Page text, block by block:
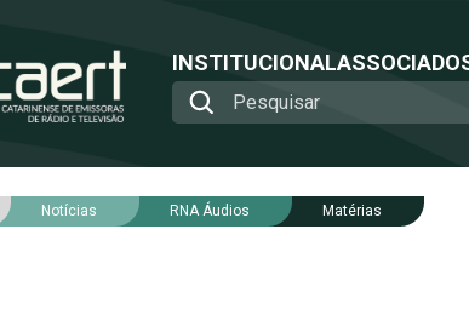
INSTITUCIONAL
Notícias RNA Áudios Matérias